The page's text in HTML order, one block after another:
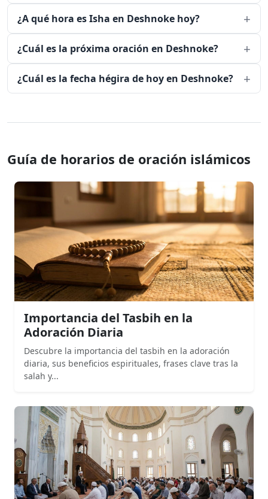
¿A qué hora es Isha en Deshnoke hoy?
¿Cuál es la próxima oración en Deshnoke?
¿Cuál es la fecha hégira de hoy en Deshnoke?
Guía de horarios de oración islámicos
Importancia del Tasbih en la
Adoración Diaria
Descubre la importancia del tasbih en la adoración
diaria, sus beneficios espirituales, frases clave tras la
salah y...